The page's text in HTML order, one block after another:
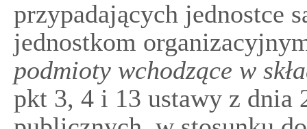
przypadających jednostce
jednostkom
podmioty wchodzące w
pkt 3, 4 i 13 ustawy z dnia